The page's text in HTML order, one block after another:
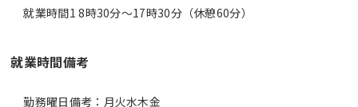
就業時間1 8時30分〜17時30分（休憩60分）
就業時間備考